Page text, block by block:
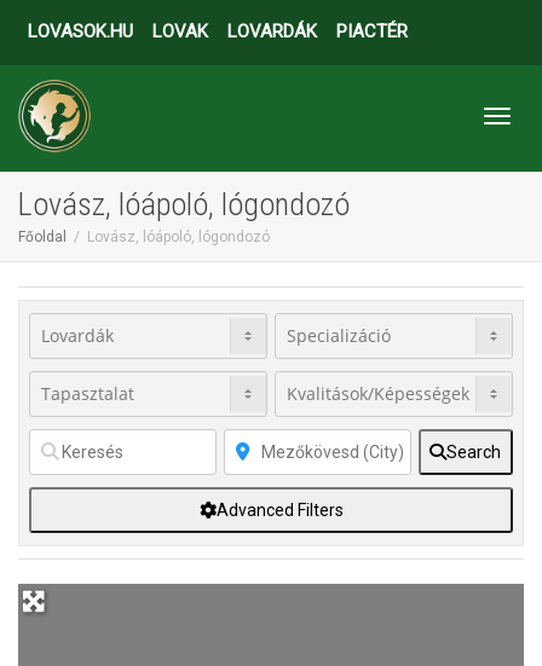
LOVASOK.HU LOVAK LOVARDÁK PIACTÉR
Lovász, lóápoló, lógondozó
Főoldal Lovász, lóápoló, lógondozó
Search
Advanced Filters